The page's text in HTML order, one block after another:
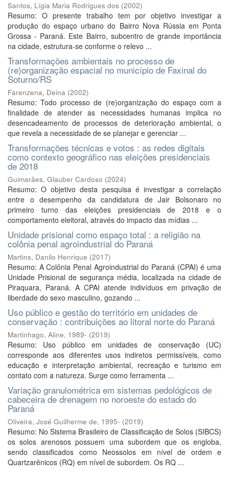
Santos, Lígia Maria Rodrigues dos (2002)
Resumo: O presente trabalho tem por objetivo investigar a
produção do espaço urbano do Bairro Nova Rússia em Ponta
Grossa - Paraná. Este Bairro, subcentro de grande importância
na cidade, estrutura-se conforme o relevo ...
Transformações ambientais no processo de
(re)organização espacial no município de Faxinal do
Soturno/RS
Farenzena, Deina (2002)
Resumo: Todo processo de (re)organização do espaço com a
finalidade de atender as necessidades humanas implica no
desencadeamento de processos de deterioração ambiental, o
que revela a necessidade de se planejar e gerenciar ...
Transformações técnicas e votos : as redes digitais
como contexto geográfico nas eleições presidenciais
de 2018
Guimarães, Glauber Cardoso (2024)
Resumo: O objetivo desta pesquisa é investigar a correlação
entre o desempenho da candidatura de Jair Bolsonaro no
primeiro turno das eleições presidenciais de 2018 e o
comportamento eleitoral, através do impacto das mídias ...
Unidade prisional como espaço total : a religião na
colônia penal agroindustrial do Paraná
Martins, Danilo Henrique (2017)
Resumo: A Colônia Penal Agroindustrial do Paraná (CPAI) é uma
Unidade Prisional de segurança média, localizada na cidade de
Piraquara, Paraná. A CPAI atende indivíduos em privação de
liberdade do sexo masculino, gozando ...
Uso público e gestão do território em unidades de
conservação : contribuições ao litoral norte do Paraná
Martinhago, Aline, 1989- (2019)
Resumo: Uso público em unidades de conservação (UC)
corresponde aos diferentes usos indiretos permissíveis, como
educação e interpretação ambiental, recreação e turismo em
contato com a natureza. Surge como ferramenta ...
Variação granulométrica em sistemas pedológicos de
cabeceira de drenagem no noroeste do estado do
Paraná
Oliveira, José Guilherme de, 1995- (2019)
Resumo: No Sistema Brasileiro de Classificação de Solos (SIBCS)
os solos arenosos possuem uma subordem que os engloba,
sendo classificados como Neossolos em nível de ordem e
Quartzarênicos (RQ) em nível de subordem. Os RQ ...